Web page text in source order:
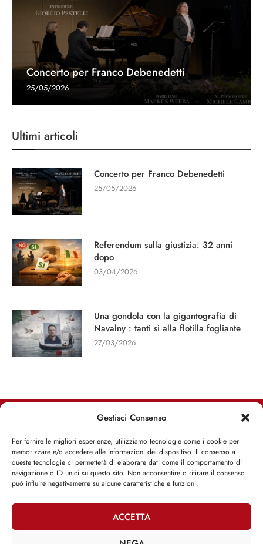
Gestisci Consenso
Per fornire le migliori esperienze, utilizziamo tecnologie come i cookie per
memorizzare e/o accedere alle informazioni del dispositivo. Il consenso a
queste tecnologie ci permetterà di elaborare dati come il comportamento di
navigazione o ID unici su questo sito. Non acconsentire o ritirare il consenso
può influire negativamente su alcune caratteristiche e funzioni.
ACCETTA
Concerto per Franco Debenedetti
25/05/2026
Ultimi articoli
Concerto per Franco Debenedetti
25/05/2026
Referendum sulla giustizia: 32 anni
dopo
03/04/2026
Una gondola con la gigantografia di
Navalny : tanti si alla flotilla fogliante
27/03/2026
Iscriviti alla Newsletter